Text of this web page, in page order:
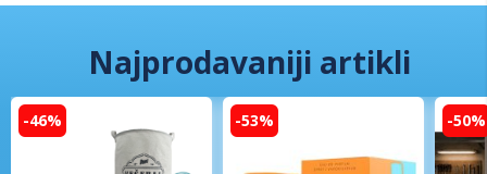
Najprodavaniji artikli
-46% -53% -50%